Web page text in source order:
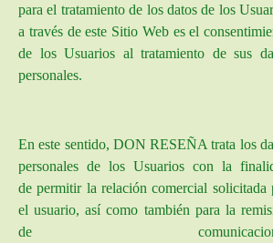
para el tratamiento de los datos de los
a través de este Sitio Web es el
de los Usuarios al tratamiento de sus
personales.
En este sentido, DON RESEÑAtrata los
personales de los Usuarios con la
de permitir la relación comercial solicitada
el usuario, así como también para la
de